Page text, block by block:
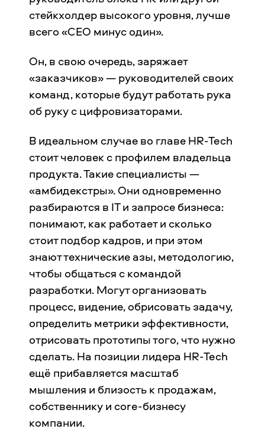
стейкхолдер высокого уровня, лучше
всего «CEO минус один».
Он, в свою очередь, заряжает
«заказчиков» — руководителей своих
команд, которые будут работать рука
об руку с цифровизаторами.
В идеальном случае во главе HR-Tech
стоит человек с профилем владельца
продукта. Такие специалисты —
«амбидекстры». Они одновременно
разбираются в IT и запросе бизнеса:
понимают, как работает и сколько
стоит подбор кадров, и при этом
знают технические азы, методологию,
чтобы общаться с командой
разработки. Могут организовать
процесс, видение, обрисовать задачу,
определить метрики эффективности,
отрисовать прототипы того, что нужно
сделать. На позиции лидера HR-Tech
ещё прибавляется масштаб
мышления и близость к продажам,
собственнику и core-бизнесу
компании.